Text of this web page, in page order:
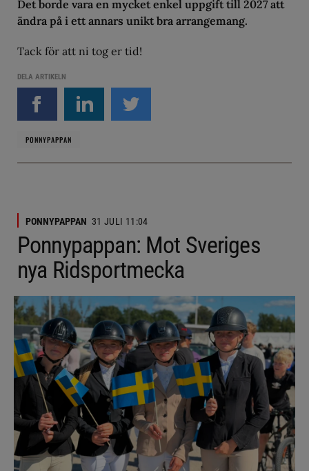
Det borde vara en mycket enkel uppgift till 2027 att
ändra på i ett annars unikt bra arrangemang.
Tack för att ni tog er tid!
DELA ARTIKELN
PONNYPAPPAN
PONNYPAPPAN 31 JULI 11:04
Ponnypappan: Mot Sveriges
nya Ridsportmecka